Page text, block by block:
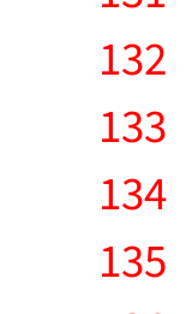
132
133
134
135